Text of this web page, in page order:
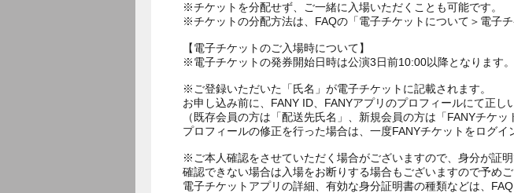
※チケットを分配せず、ご一緒に入場いただくことも可能です。
※チケットの分配方法は、FAQの「電子チケットについて＞電子
【電子チケットのご入場時について】
※電子チケットの発券開始日時は公演3日前10:00以降となります
※ご登録いただいた「氏名」が電子チケットに記載されます。
お申し込み前に、FANY ID、FANYアプリのプロフィールにて正
（既存会員の方は「配送先氏名」、新規会員の方は「FANYチケッ
プロフィールの修正を行った場合は、一度FANYチケットをログ
※ご本人確認をさせていただく場合がございますので、身分が証明
確認できない場合は入場をお断りする場合もございますので予めご
電子チケットアプリの詳細、有効な身分証明書の種類などは、